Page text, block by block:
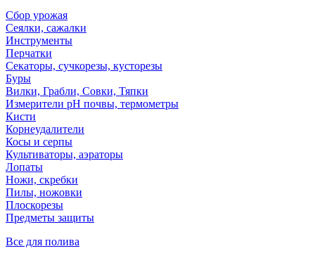
Сбор урожая
Сеялки, сажалки
Инструменты
Перчатки
Секаторы, сучкорезы, кусторезы
Буры
Вилки, Грабли, Совки, Тяпки
Измерители pH почвы, термометры
Кисти
Корнеудалители
Косы и серпы
Культиваторы, аэраторы
Лопаты
Ножи, скребки
Пилы, ножовки
Плоскорезы
Предметы защиты
Все для полива